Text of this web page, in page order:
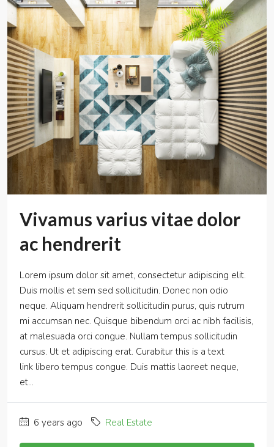
Vivamus varius vitae dolor
ac hendrerit
Lorem ipsum dolor sit amet, consectetur adipiscing elit.
Duis mollis et sem sed sollicitudin. Donec non odio
neque. Aliquam hendrerit sollicitudin purus, quis rutrum
mi accumsan nec. Quisque bibendum orci ac nibh facilisis,
at malesuada orci congue. Nullam tempus sollicitudin
cursus. Ut et adipiscing erat. Curabitur this is a text
link libero tempus congue. Duis mattis laoreet neque,
et...
6 years ago Real Estate